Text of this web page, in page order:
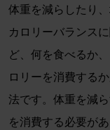
体重を減らしたり
カロリーバランス
ど、何を食べるか
ロリーを消費する
法です。体重を減
を消費する必要が